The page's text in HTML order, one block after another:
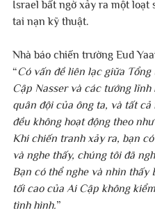
Israel bất ngờ xảy ra một loạt
tai nạn kỹ thuật.
Nhà báo chiến trường Eud
“Có vấn đề liên lạc giữa Tổng
Cập Nasser và các tướng lĩnh
quân đội của ông ta, và tất cả
đều không hoạt động theo
Khi chiến tranh xảy ra, bạn
và nghe thấy, chúng tôi đã
Bạn có thể nghe và nhìn thấy
tối cao của Ai Cập không
tình hình.”